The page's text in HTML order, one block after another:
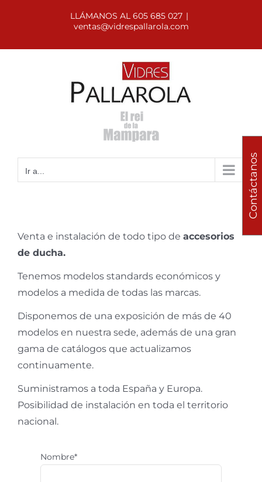
LLÁMANOS AL 605 685 027 |
ventas@vidrespallarola.com
Ir a...
Venta e instalación de todo tipo de accesorios
de ducha.
Tenemos modelos standards económicos y
modelos a medida de todas las marcas.
Disponemos de una exposición de más de 40
modelos en nuestra sede, además de una gran
gama de catálogos que actualizamos
continuamente.
Suministramos a toda España y Europa.
Posibilidad de instalación en toda el territorio
nacional.
Nombre*
Contáctanos